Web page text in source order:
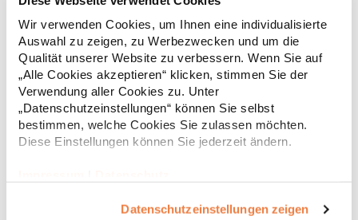
Wir verwenden Cookies, um Ihnen eine individualisierte
Auswahl zu zeigen, zu Werbezwecken und um die
Qualität unserer Website zu verbessern. Wenn Sie auf
„Alle Cookies akzeptieren“ klicken, stimmen Sie der
Verwendung aller Cookies zu. Unter
„Datenschutzeinstellungen“ können Sie selbst
bestimmen, welche Cookies Sie zulassen möchten.
Diese Einstellungen können Sie jederzeit ändern.
Datenschutzeinstellungen zeigen
g/m²Materialzusammensetzung: 100% PolyesterAngaben zur
Produktsicherheit:Herst.-Nr.: 7005PFHersteller: TB International
GmbH Dr.-Robert-Murjahn-Str. 7 64372 Ober-Ramstadt
Deutschland E-Mail: info@tbint.de
21,71 € *
* Preise inkl. gesetzlicher Mwst. + Versandkosten *